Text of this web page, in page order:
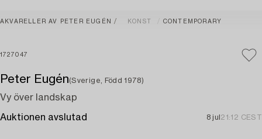
AKVARELLER AV PETER EUGÉN KONST CONTEMPORARY
1727047
Peter Eugén(Sverige, Född 1978)
Vy över landskap
Auktionen avslutad 8 jul 21:12 CEST